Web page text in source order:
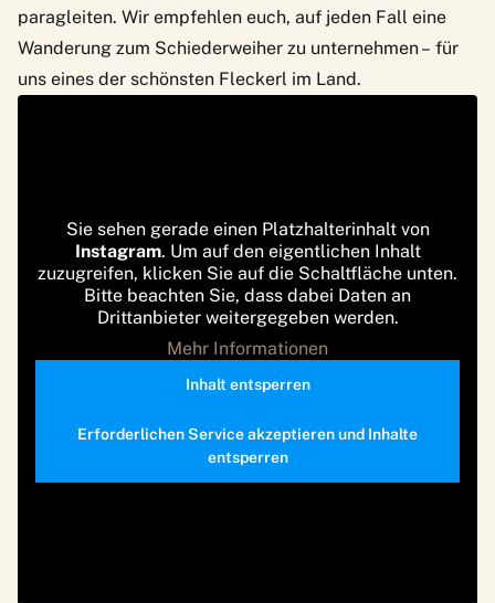
paragleiten. Wir empfehlen euch, auf jeden Fall eine
Wanderung zum Schiederweiher zu unternehmen – für
uns eines der schönsten Fleckerl im Land.
Sie sehen gerade einen Platzhalterinhalt von
Instagram. Um auf den eigentlichen Inhalt
zuzugreifen, klicken Sie auf die Schaltfläche unten.
Bitte beachten Sie, dass dabei Daten an
Drittanbieter weitergegeben werden.
Mehr Informationen
Inhalt entsperren
Erforderlichen Service akzeptieren und Inhalte
entsperren